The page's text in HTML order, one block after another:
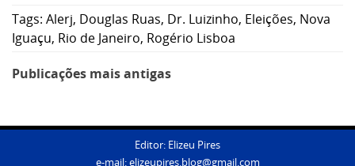
Tags: Alerj, Douglas Ruas, Dr. Luizinho, Eleições, Nova
Iguaçu, Rio de Janeiro, Rogério Lisboa
Navegação
posts
Publicações mais antigas
Editor: Elizeu Pires
e-mail:elizeupires.blog@gmail.com